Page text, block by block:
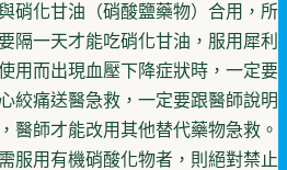
硝化甘油（硝酸鹽藥物）合用，所
隔一天才能吃硝化甘油，服用犀利
用而出現血壓下降症狀時，一定要
絞痛送醫急救，一定要跟醫師說明
醫師才能改用其他替代藥物急救。
服用有機硝酸化物者，則絕對禁止